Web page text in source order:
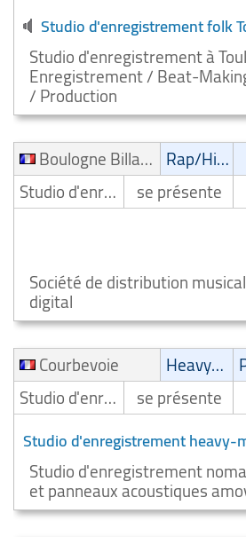
Studio d'enregistrement folk
Studio d'enregistrement à
Enregistrement / Beat-
/ Production
Boulogne Billancourt
Rap/Hip-Hop/RnB
Studio d'enregistrement
se présente
Société de distribution
digital
Courbevoie
Heavy-Metal
Studio d'enregistrement
se présente
Studio d'enregistrement heavy-
Studio d'enregistrement
et panneaux acoustiques